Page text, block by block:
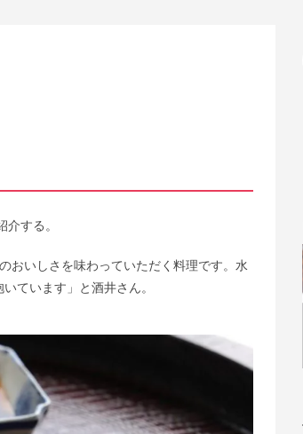
する。
おいしさを味わっていただく料理です。水
ています」と酒井さん。